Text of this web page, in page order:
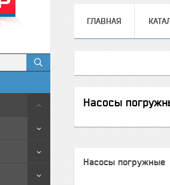
ГЛАВНАЯ
Насосы
Насосы погружные